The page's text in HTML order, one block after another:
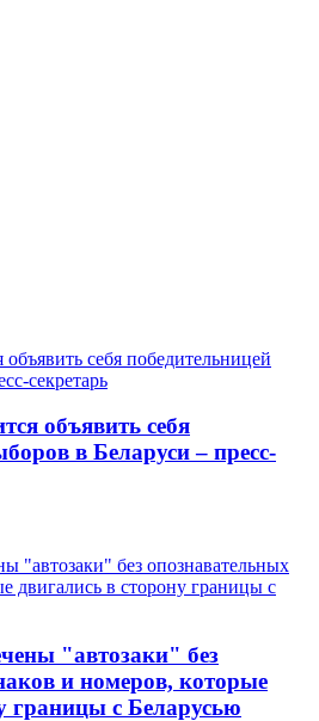
объявить себя
в Беларуси – пресс-
"автозаки" без
и номеров, которые
границы с Беларусью